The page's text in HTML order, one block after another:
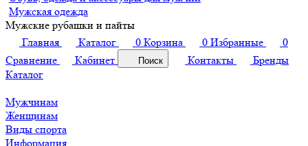
Мужская одежда
Мужские рубашки и пайты
Главная
Каталог 0 Корзина 0 Избранные
0
Сравнение
Кабинет Поиск Контакты
Бренды
Каталог
Мужчинам
Женщинам
Виды спорта
Информация